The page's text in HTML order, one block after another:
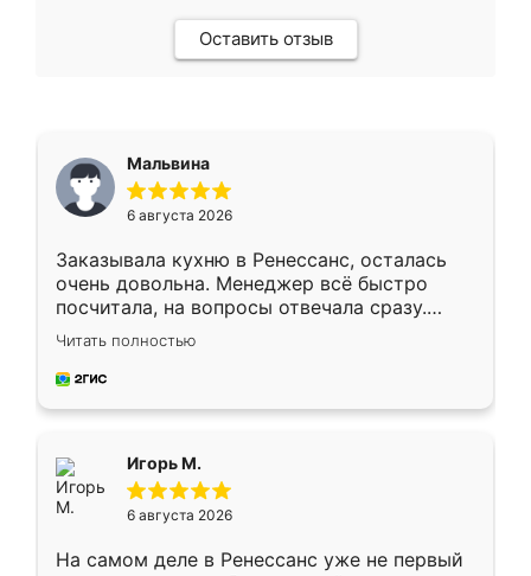
Оставить отзыв
Мальвина
6 августа 2026
Заказывала кухню в Ренессанс, осталась
очень довольна. Менеджер всё быстро
посчитала, на вопросы отвечала сразу.
Замерщик приехал в субботу, подошёл к
делу со всей ответственностью. Собрали
за день, ребята работали аккуратно, даже
Читать полностью
Игорь М.
6 августа 2026
На самом деле в Ренессанс уже не первый